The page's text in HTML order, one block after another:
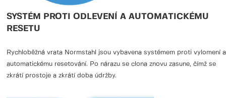
SYSTÉM PROTI ODLEVENÍ A AUTOMATICKÉMU
RESETU
Rychloběžná vrata Normstahl jsou vybavena systémem proti vylomení a
automatickému resetování. Po nárazu se clona znovu zasune, čímž se
zkrátí prostoje a zkrátí doba údržby.